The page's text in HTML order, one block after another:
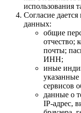
использования
Согласие
данных:
общие
отчество;
почты;
ИНН;
иные
сервисов
данные о
IP-адрес,